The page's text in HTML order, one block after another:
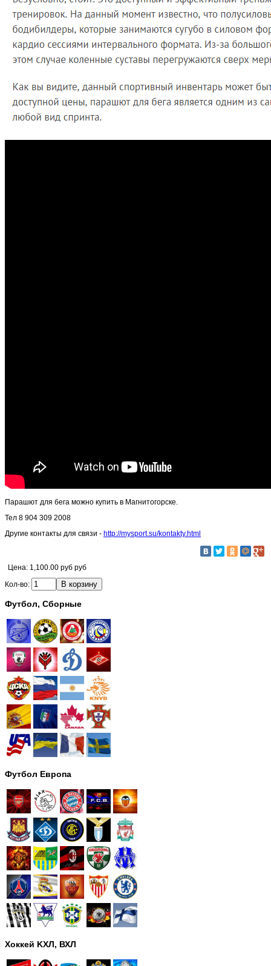
Парашют для бега можно купить в Магнитогорске.
Тел 8 904 309 2008
Другие контакты для связи - http://mysport.su/kontakty.html
Цена: 1,100.00 руб руб
Кол-во:
Футбол, Сборные
Футбол Европа
Хоккей KХЛ, ВХЛ